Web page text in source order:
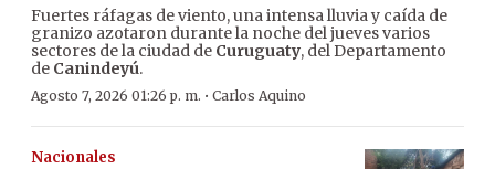
Fuertes ráfagas de viento, una intensa lluvia y caída de
granizo azotaron durante la noche del jueves varios
sectores de la ciudad de Curuguaty, del Departamento
de Canindeyú.
Agosto 7, 2026 01:26 p. m. · Carlos Aquino
Nacionales